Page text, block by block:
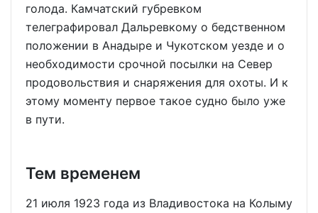
голода. Камчатский губревком
телеграфировал Дальревкому о бедственном
положении в Анадыре и Чукотском уезде и о
необходимости срочной посылки на Север
продовольствия и снаряжения для охоты. И к
этому моменту первое такое судно было уже
в пути.
Тем временем
21 июля 1923 года из Владивостока на Колыму